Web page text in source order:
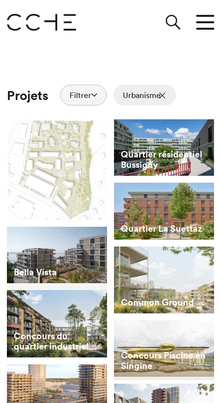
Projets Filtrer Urbanisme
Ley Outre
Quartier résidentiel
Bussigny
Quartier La Suettaz
Bella Vista
Common Ground
Concours du
quartier industriel
RAD
Concours Piscine en
Singine